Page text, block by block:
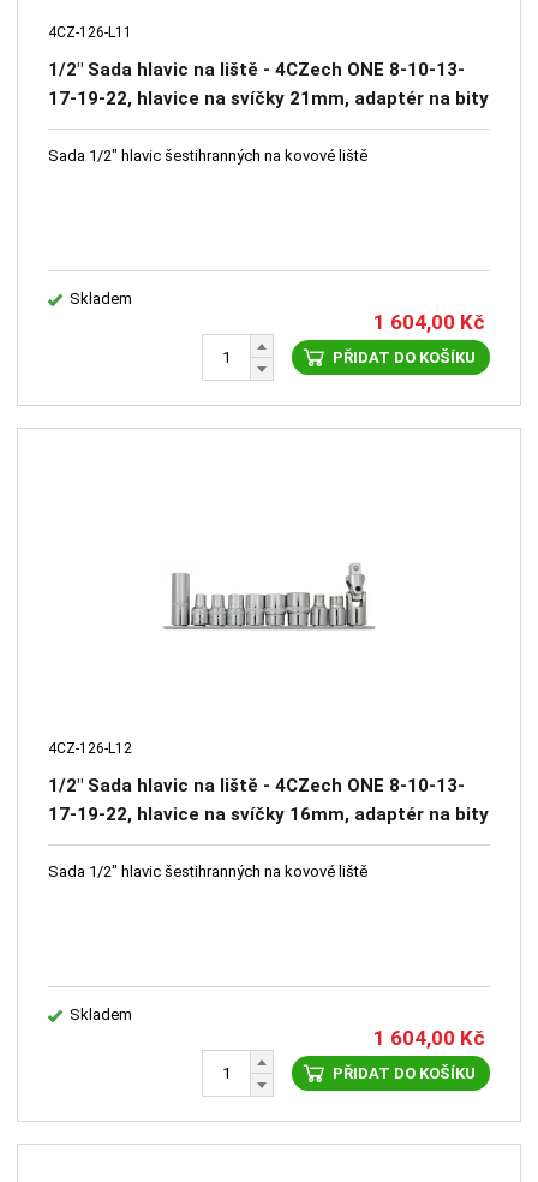
4CZ-126-L11
1/2" Sada hlavic na liště - 4CZech ONE 8-10-13-
17-19-22, hlavice na svíčky 21mm, adaptér na bity
10mm a 5/16",redukce na 3/8" a 3/4", kardan
Sada 1/2" hlavic šestihranných na kovové liště
Skladem
1 604,00 Kč
PŘIDAT DO KOŠÍKU
4CZ-126-L12
1/2" Sada hlavic na liště - 4CZech ONE 8-10-13-
17-19-22, hlavice na svíčky 16mm, adaptér na bity
10mm a 5/16",redukce na 3/8" a 3/4", kardan
Sada 1/2" hlavic šestihranných na kovové liště
Skladem
1 604,00 Kč
PŘIDAT DO KOŠÍKU